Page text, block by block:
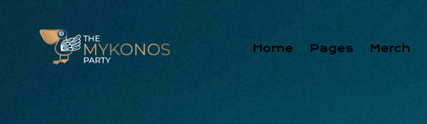
Home Pages Merch